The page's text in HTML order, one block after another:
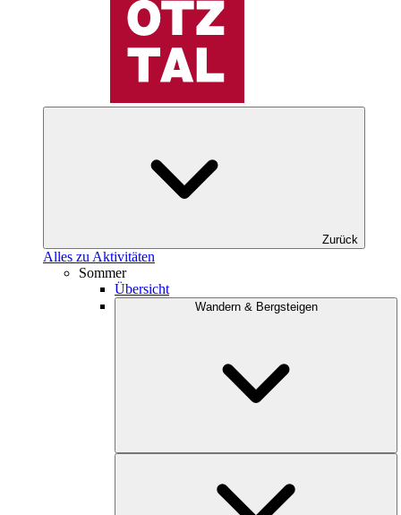
Zurück
Alles zu Aktivitäten
Sommer
Übersicht
Wandern & Bergsteigen